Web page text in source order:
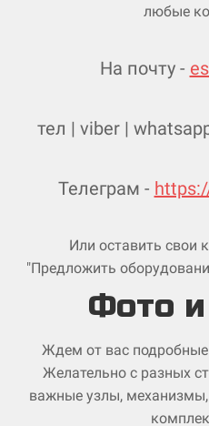
любые
На почту -
тел | viber |
Телеграм -
Или оставить свои
"Предложить
Фото
Ждем от вас
Желательно с разных
важные узлы,